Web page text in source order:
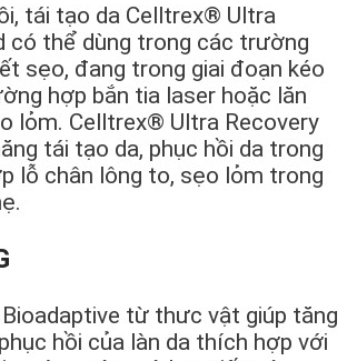
tái tạo da Celltrex® Ultra
có thể dùng trong các trường
sẹo, đang trong giai đoạn kéo
hợp bắn tia laser hoặc lăn
lỏm. Celltrex® Ultra Recovery
tái tạo da, phục hồi da trong
lỗ chân lông to, sẹo lỏm trong
từ thưc vật giúp tăng
hồi của làn da thích hợp với